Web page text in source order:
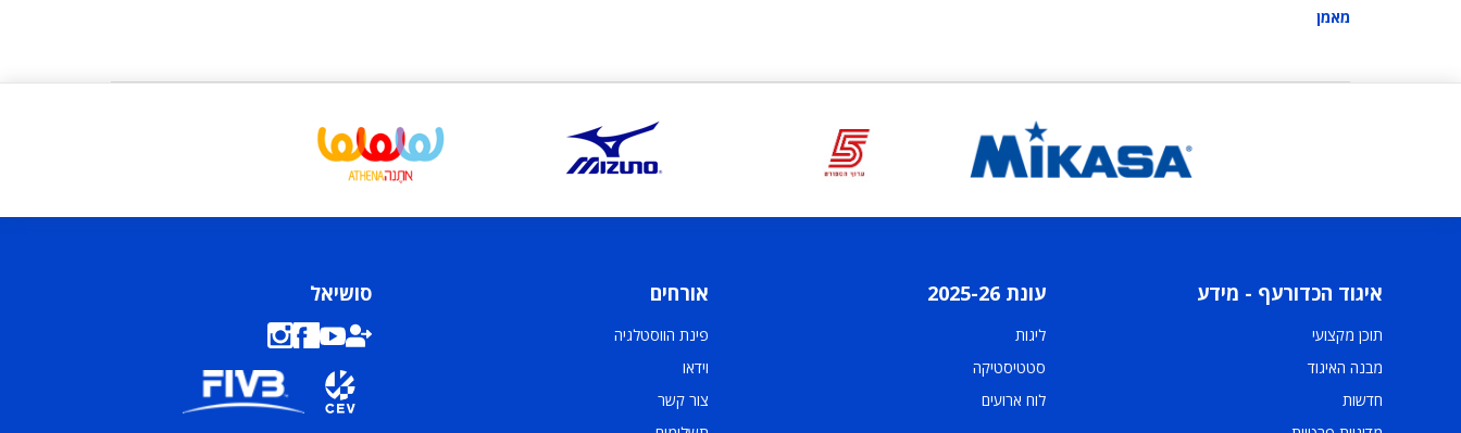
מאמן
איגוד הכדורעף - מידע
תוכן מקצועי
מבנה האיגוד
חדשות
עונת 2025-26
ליגות
סטטיסטיקה
לוח ארועים
אורחים
פינת הווסטלגיה
וידאו
צור קשר
סושיאל